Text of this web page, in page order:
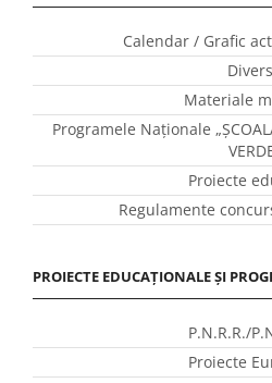
Calendar / Grafic
Materiale
Programele Naţionale
Proiecte
Regulamente
PROIECTE EDUCAȚIONALE ȘI
P.N.R.R./
Proiecte